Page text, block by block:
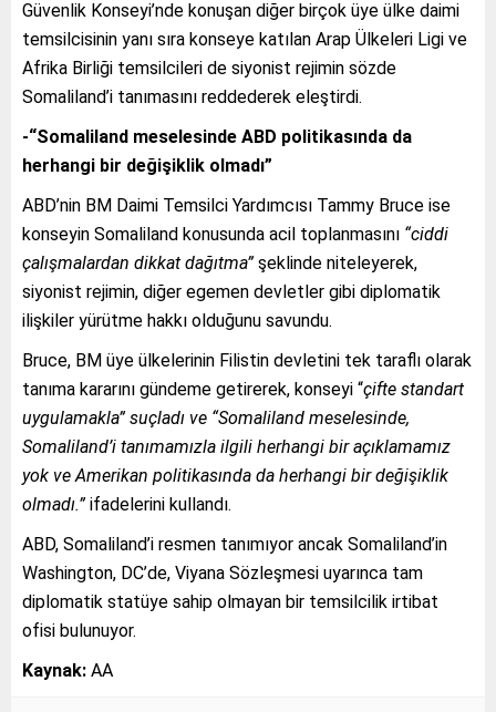
Güvenlik Konseyi’nde konuşan diğer birçok üye ülke daimi
temsilcisinin yanı sıra konseye katılan Arap Ülkeleri Ligi ve
Afrika Birliği temsilcileri de siyonist rejimin sözde
Somaliland’i tanımasını reddederek eleştirdi.
-“Somaliland meselesinde ABD politikasında da
herhangi bir değişiklik olmadı”
ABD’nin BM Daimi Temsilci Yardımcısı Tammy Bruce ise
konseyin Somaliland konusunda acil toplanmasını “ciddi
çalışmalardan dikkat dağıtma”şeklinde niteleyerek,
siyonist rejimin, diğer egemen devletler gibi diplomatik
ilişkiler yürütme hakkı olduğunu savundu.
Bruce, BM üye ülkelerinin Filistin devletini tek taraflı olarak
tanıma kararını gündeme getirerek, konseyi “çifte standart
uygulamakla” suçladı ve “Somaliland meselesinde,
Somaliland’i tanımamızla ilgili herhangi bir açıklamamız
yok ve Amerikan politikasında da herhangi bir değişiklik
olmadı.”ifadelerini kullandı.
ABD, Somaliland’i resmen tanımıyor ancak Somaliland’in
Washington, DC’de, Viyana Sözleşmesi uyarınca tam
diplomatik statüye sahip olmayan bir temsilcilik irtibat
ofisi bulunuyor.
Kaynak: AA